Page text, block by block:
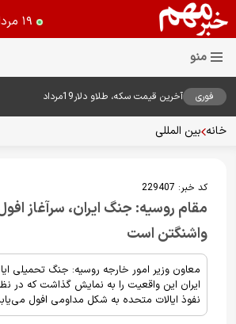
۱۹ مرداد ۱۴۰۵
فوری
آخرین قیمت سکه، طلاو دلار19مرداد
خانه بین المللی
کد خبر: 229407
مقام روسیه: جنگ ایران، سرآغاز
واشنگتن است
معاون وزیر امور خارجه روسیه: جنگ تحمیلی
ایران این واقعیت را به نمایش گذاشت که در
نفوذ ایالات متحده به شکل مداومی افول